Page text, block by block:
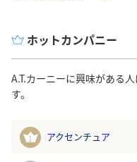
ホットカンパニー
A.T.カーニーに興味がある
す。
1 アクセンチュア